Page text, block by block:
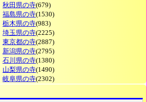
秋田県の寺(679)
福島県の寺(1530)
栃木県の寺(983)
埼玉県の寺(2225)
東京都の寺(2887)
新潟県の寺(2795)
石川県の寺(1380)
山梨県の寺(1490)
岐阜県の寺(2302)